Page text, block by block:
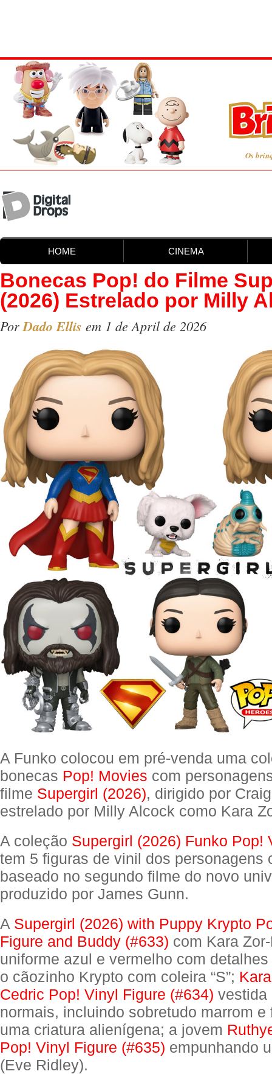
Os
HOME CINEMA
Bonecas Pop! do Filme
(2026) Estrelado por Milly
PorDado Ellis em 1 de April de 2026
A Funko colocou em pré-venda uma
bonecas Pop! Movies com
filme Supergirl (2026), dirigido por
estrelado por Milly Alcock como Kara
A coleção Supergirl (2026) Funko Pop!
tem 5 figuras de vinil dos personagens
baseado no segundo filme do novo
produzido por James Gunn.
A Supergirl (2026) with Puppy Krypto
Figure and Buddy (#633) com Kara
uniforme azul e vermelho com
o cãozinho Krypto com coleira “S”;
Cedric Pop! Vinyl Figure (#634) vestida
normais, incluindo sobretudo marrom e
uma criatura alienígena; a jovem
Pop! Vinyl Figure (#635) empunhando
(Eve Ridley).